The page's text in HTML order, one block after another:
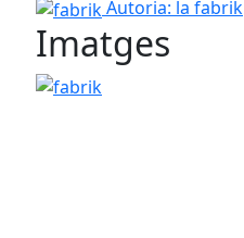
fabrik Autoria: la fabrik
Imatges
fabrik